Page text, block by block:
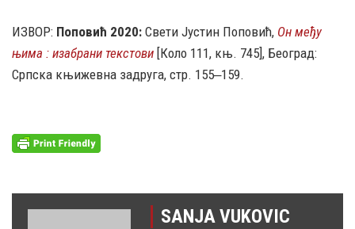
ИЗВОР: Поповић 2020: Свети Јустин Поповић, Он међу
њима : изабрани текстови [Коло 111, књ. 745], Београд:
Српска књижевна задруга, стр. 155‒159.
SANJA VUKOVIC